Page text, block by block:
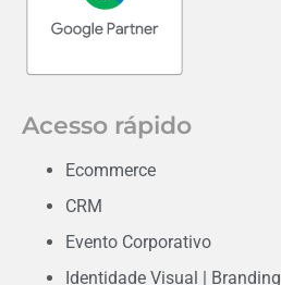
Acesso rápido
Ecommerce
CRM
Evento Corporativo
Identidade Visual | Branding